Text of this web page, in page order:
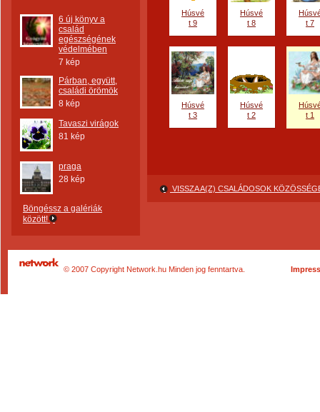
6 új könyv a
család
egészségének
védelmében
7 kép
Párban, együtt,
családi örömök
8 kép
Tavaszi virágok
81 kép
praga
28 kép
Böngéssz a galériák
között!
Húsvé
t 9
Húsvé
t 8
t 7
Húsvé
t 3
Húsvé
t 2
t 1
VISSZA A(Z) CSALÁDOSOK
© 2007 Copyright Network.hu Minden jog fenntartva.